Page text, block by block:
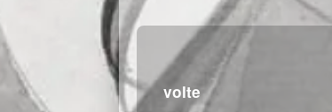
volte